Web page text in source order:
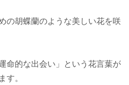
の胡蝶蘭のような美しい花を咲
命的な出会い」という花言葉が
す。